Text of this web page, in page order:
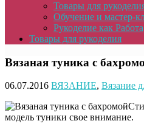
Товары для
Обучение и мастер-
Рукоделие как Работа
Товары для рукоделия
Вязаная туника с
06.07.2016 ВЯЗАНИЕ, Вязание
модель туники свое внимание.